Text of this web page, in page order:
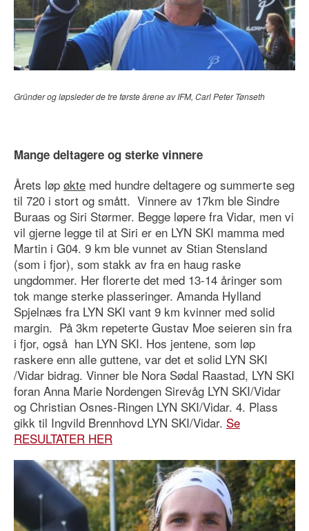
Gründer og løpsleder de tre første årene av IFM, Carl Peter Tønseth
Mange deltagere og sterke vinnere
Årets løp økte med hundre deltagere og summerte seg
til 720 i stort og smått. Vinnere av 17km ble Sindre
Buraas og Siri Størmer. Begge løpere fra Vidar, men vi
vil gjerne legge til at Siri er en LYN SKI mamma med
Martin i G04. 9 km ble vunnet av Stian Stensland
(som i fjor), som stakk av fra en haug raske
ungdommer. Her florerte det med 13-14 åringer som
tok mange sterke plasseringer. Amanda Hylland
Spjelnæs fra LYN SKI vant 9 km kvinner med solid
margin. På 3km repeterte Gustav Moe seieren sin fra
i fjor, også han LYN SKI. Hos jentene, som løp
raskere enn alle guttene, var det et solid LYN SKI
/Vidar bidrag. Vinner ble Nora Sødal Raastad, LYN SKI
foran Anna Marie Nordengen Sirevåg LYN SKI/Vidar
og Christian Osnes-Ringen LYN SKI/Vidar. 4. Plass
gikk til Ingvild Brennhovd LYN SKI/Vidar. Se
RESULTATER HER